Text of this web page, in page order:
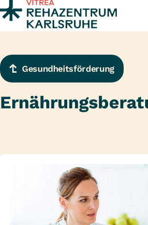
Zum Inhalt springen
Gesundheitsförderung